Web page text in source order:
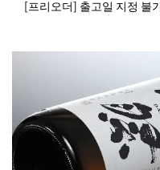
[프리오더] 출고일 지정 불